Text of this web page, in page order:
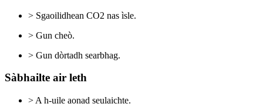
> Sgaoilidhean CO2 nas ìsle.
> Gun cheò.
> Gun dòrtadh searbhag.
Sàbhailte air leth
> A h-uile aonad seulaichte.